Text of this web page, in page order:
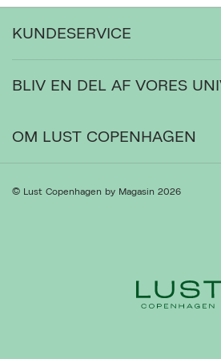
KUNDESERVICE
Levering
Ordrestatus
Gå til Kundeservice
BLIV EN DEL AF VORES
OM LUST COPENHAGEN
Om os
© Lust Copenhagen by Magasin 2026